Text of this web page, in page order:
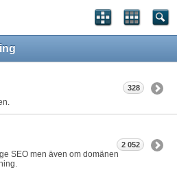
328
SEO men även om domänen
2 052